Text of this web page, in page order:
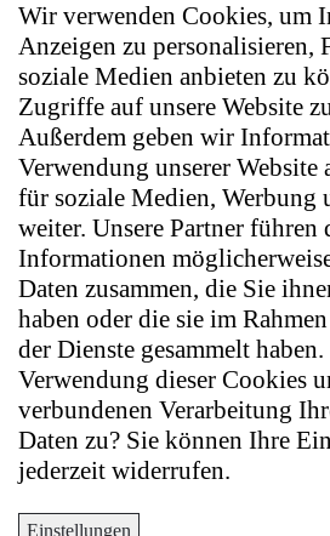
Wir verwenden Cookies, um
Anzeigen zu personalisieren,
soziale Medien anbieten zu
Zugriffe auf unsere Website
Außerdem geben wir
Verwendung unserer Website
für soziale Medien, Werbung
weiter. Unsere Partner führen
Informationen
Daten zusammen, die Sie
haben oder die sie im
der Dienste gesammelt
Verwendung dieser Cookies
verbundenen Verarbeitung
Daten zu? Sie können Ihre
jederzeit widerrufen.
Einstellungen